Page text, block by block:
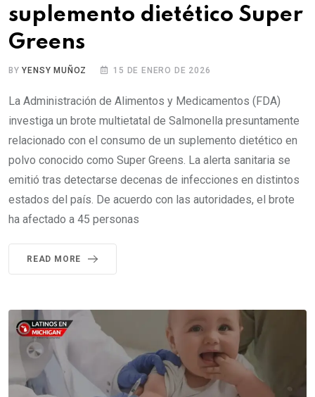
suplemento dietético Super
Greens
BYYENSY MUÑOZ 15 DE ENERO DE 2026
La Administración de Alimentos y Medicamentos (FDA)
investiga un brote multietatal de Salmonella presuntamente
relacionado con el consumo de un suplemento dietético en
polvo conocido como Super Greens. La alerta sanitaria se
emitió tras detectarse decenas de infecciones en distintos
estados del país. De acuerdo con las autoridades, el brote
ha afectado a 45 personas
READ MORE